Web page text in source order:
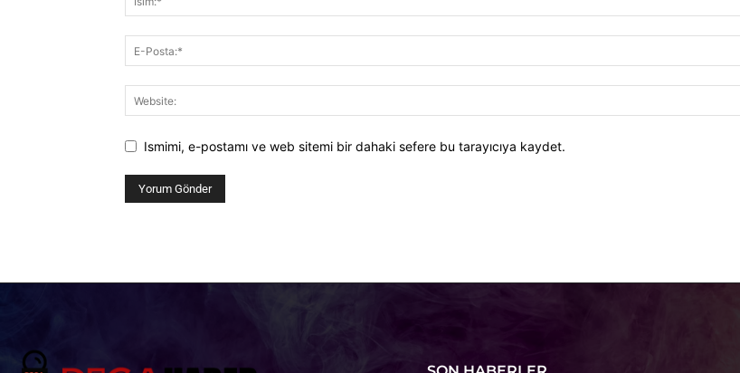
Ismimi, e-postamı ve web sitemi bir dahaki sefere bu tarayıcıya kaydet.